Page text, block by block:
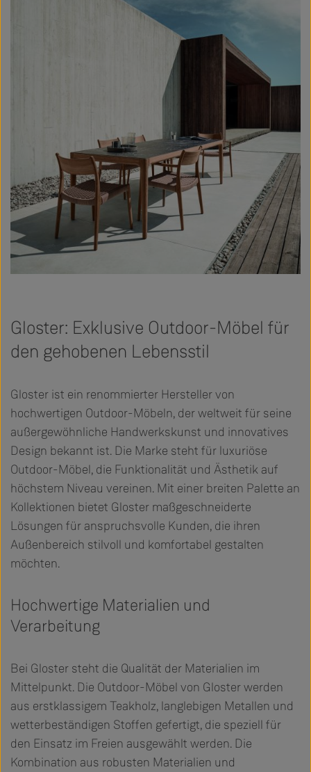
Gloster: Exklusive Outdoor-Möbel für
den gehobenen Lebensstil
Gloster ist ein renommierter Hersteller von
hochwertigen Outdoor-Möbeln, der weltweit für seine
außergewöhnliche Handwerkskunst und innovatives
Design bekannt ist. Die Marke steht für luxuriöse
Outdoor-Möbel, die Funktionalität und Ästhetik auf
höchstem Niveau vereinen. Mit einer breiten Palette an
Kollektionen bietet Gloster maßgeschneiderte
Lösungen für anspruchsvolle Kunden, die ihren
Außenbereich stilvoll und komfortabel gestalten
möchten.
Hochwertige Materialien und
Verarbeitung
Bei Gloster steht die Qualität der Materialien im
Mittelpunkt. Die Outdoor-Möbel von Gloster werden
aus erstklassigem Teakholz, langlebigen Metallen und
wetterbeständigen Stoffen gefertigt, die speziell für
den Einsatz im Freien ausgewählt werden. Die
Kombination aus robusten Materialien und